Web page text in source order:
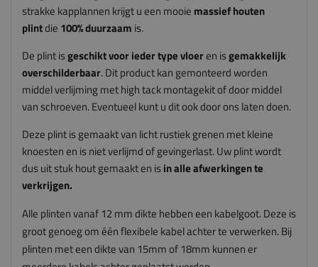
strakke kapplannen krijgt u een mooie massief houten
plintdie 100% duurzaam is.
De plint isgeschikt voor ieder type vloeren isgemakkelijk
overschilderbaar. Dit product kan gemonteerd worden
middel verlijming met high tack montagekit of door middel
van schroeven. Eventueel kunt u dit ook door ons laten doen.
Deze plint is gemaakt van licht rustiek grenen met kleine
knoesten en is niet verlijmd of gevingerlast. Uw plint wordt
dus uit stuk hout gemaakt en isin alle afwerkingen te
verkrijgen.
Alle plinten vanaf 12 mm dikte hebben een kabelgoot. Deze is
groot genoeg om één flexibele kabel achter te verwerken. Bij
plinten met een dikte van 15mm of 18mm kunnen er